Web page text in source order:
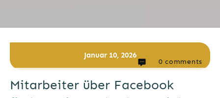
Januar 10, 2026
0 comments
Mitarbeiter über Facebook